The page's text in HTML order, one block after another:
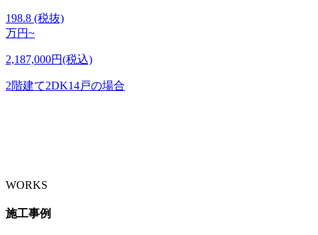
198.8 (税抜)
万円~
2,187,000円(税込)
2階建て2DK14戸の場合
WORKS
施工事例